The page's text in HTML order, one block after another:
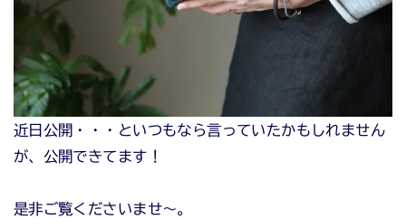
近日公開・・・といつもなら言っていたかもしれません
が、公開できてます！
是非ご覧くださいませ〜。